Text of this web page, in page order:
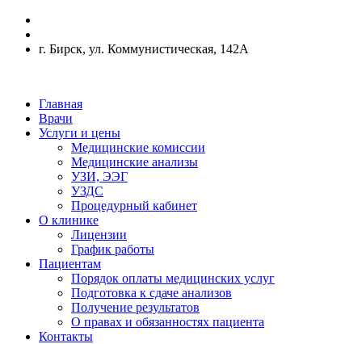
г. Бирск, ул. Коммунистическая, 142А
Главная
Врачи
Услуги и цены
Медицинские комиссии
Медицинские анализы
УЗИ, ЭЭГ
УЗДС
Процедурный кабинет
О клинике
Лицензии
График работы
Пациентам
Порядок оплаты медицинских услуг
Подготовка к сдаче анализов
Получение результатов
О правах и обязанностях пациента
Контакты